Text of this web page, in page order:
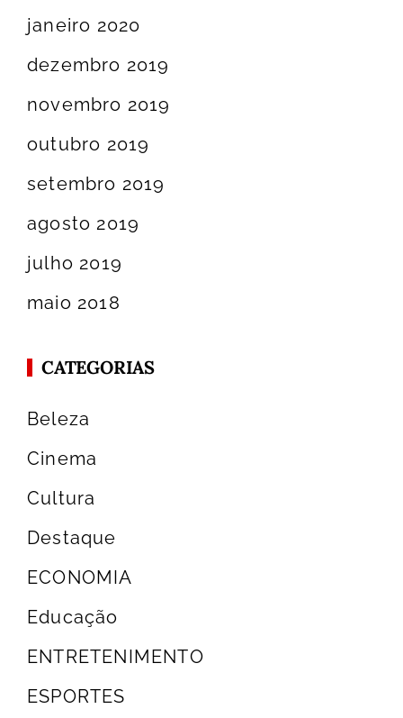
janeiro 2020
dezembro 2019
novembro 2019
outubro 2019
setembro 2019
agosto 2019
julho 2019
maio 2018
CATEGORIAS
Beleza
Cinema
Cultura
Destaque
ECONOMIA
Educação
ENTRETENIMENTO
ESPORTES